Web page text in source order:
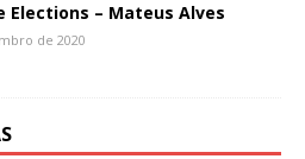
Elections – Mateus Alves
de 2020